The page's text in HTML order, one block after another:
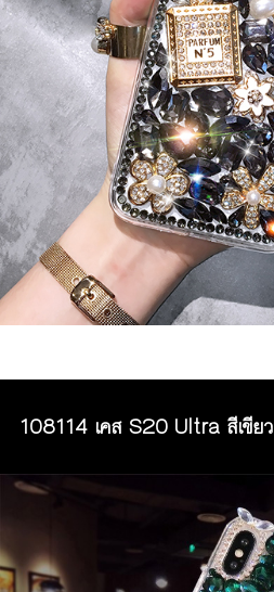
108114 เคส S20 Ultra สีเขียว